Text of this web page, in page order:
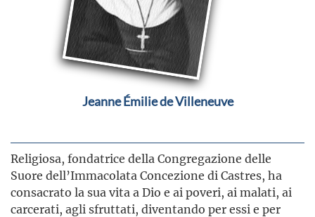
Jeanne Émilie de Villeneuve
Religiosa, fondatrice della Congregazione delle
Suore dell’Immacolata Concezione di Castres, ha
consacrato la sua vita a Dio e ai poveri, ai malati, ai
carcerati, agli sfruttati, diventando per essi e per